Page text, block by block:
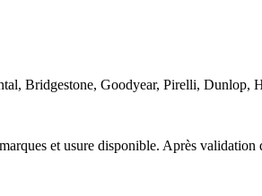
Bridgestone, Goodyear, Pirelli,
et usure disponible. Après